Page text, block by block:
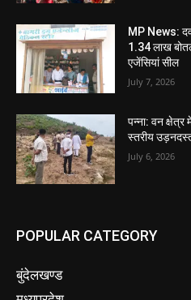
MP News:
1.34 लाख
एजेंसियां सील
July 7, 2026
पन्ना: वन
स्तरीय
July 6, 2026
POPULAR CATEGORY
बुंदेलखण्ड